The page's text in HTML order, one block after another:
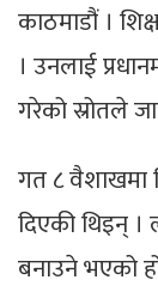
काठमाडौं ।
। उनलाई
गरेको स्रोतले
गत ८ वैशाखमा
दिएकी थिइन् ।
बनाउने भएको